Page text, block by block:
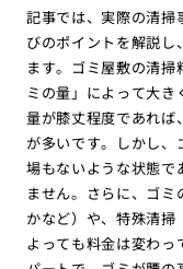
記事では、実際の清掃
びのポイントを解説し
ます。ゴミ屋敷の清
ミの量」によって大
量が膝丈程度であれば
が多いです。しかし
場もないような状態で
ません。さらに、ゴ
かなど）や、特殊清掃
よっても料金は変わっ